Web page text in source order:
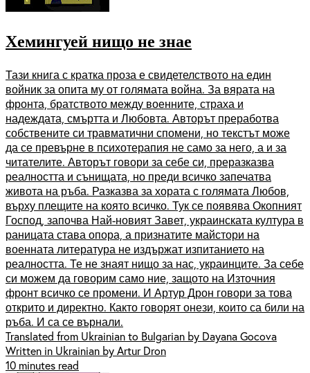
Хемингуей нищо не знае
Тази книга с кратка проза е свидетелството на един
войник за опита му от голямата война. За вярата на
фронта, братството между военните, страха и
надеждата, смъртта и Любовта. Авторът преработва
собствените си травматични спомени, но текстът може
да се превърне в психотерапия не само за него, а и за
читателите. Авторът говори за себе си, преразказва
реалността и сънищата, но преди всичко запечатва
живота на ръба. Разказва за хората с голямата Любов,
върху плещите на която всичко. Тук се появява Окопният
Господ, започва Най-новият Завет, украинската култура в
раницата става опора, а признатите майстори на
военната литература не издържат изпитанието на
реалността. Те не знаят нищо за нас, украинците. За себе
си можем да говорим само ние, защото на Източния
фронт всичко се промени. И Артур Дрон говори за това
открито и директно. Както говорят онези, които са били на
ръба. И са се върнали.
Translated from Ukrainian to Bulgarian by Dayana Gocova
Written in Ukrainian by Artur Dron
10 minutes read